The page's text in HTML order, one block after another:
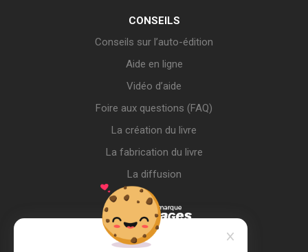
CONSEILS
Conseils sur l’auto-édition
Aide en ligne
Vidéo d’aide
Foire aux questions (FAQ)
La création du livre
La fabrication du livre
La diffusion